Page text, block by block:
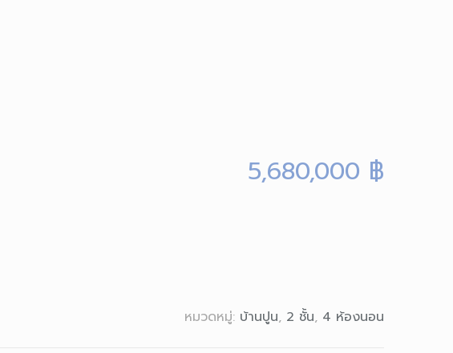
5,680,000 ฿
หมวดหมู่: บ้านปูน, 2 ชั้น, 4 ห้องนอน